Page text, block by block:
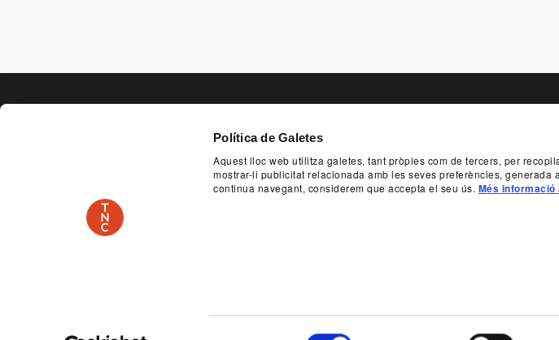
Política de Galetes
Aquest lloc web utilitza galetes, tant pròpies com de tercers, per
mostrar-li publicitat relacionada amb les seves preferències, generada
continua navegant, considerem que accepta el seu ús. Més informació
PAGE FOOTER
ACCESSIBILITAT PATROCINIS I
PLAÇA DE LES ARTS, 1 08013 BARCELONA